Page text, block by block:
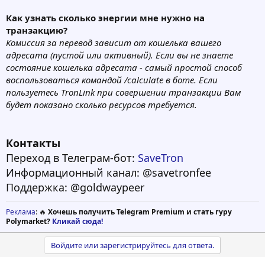
Как узнать сколько энергии мне нужно на
транзакцию?
Комиссия за перевод зависит от кошелька вашего
адресата (пустой или активный). Если вы не знаете
состояние кошелька адресата - самый простой способ
воспользоваться командой /calculate в боте. Если
пользуетесь TronLink при совершении транзакции Вам
будет показано сколько ресурсов требуется.
Контакты
Переход в Телеграм-бот: SaveTron
Информационный канал: @savetronfee
Поддержка: @goldwaypeer
Реклама: 🔥 Хочешь получить Telegram Premium и стать гуру
Polymarket? Кликай сюда!
Войдите или зарегистрируйтесь для ответа.